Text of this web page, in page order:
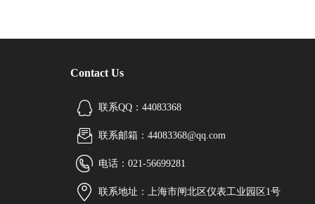
Contact Us
联系QQ：44083368
联系邮箱：44083368@qq.com
电话：021-56699281
联系地址：上海市闸北区仪表工业园区1号